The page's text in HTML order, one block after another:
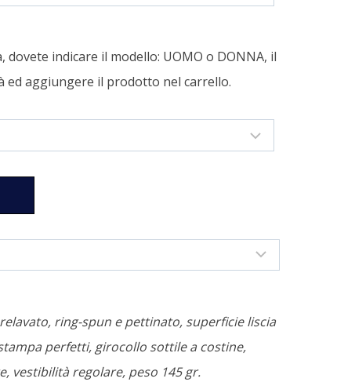
dovete indicare il modello: UOMO o DONNA, il
ed aggiungere il prodotto nel carrello.
ring-spun e pettinato, superficie liscia
perfetti, girocollo sottile a costine,
vestibilità regolare, peso 145 gr.